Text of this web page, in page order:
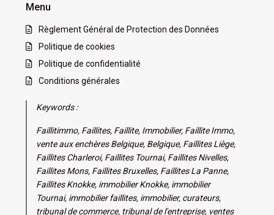
Menu
Règlement Général de Protection des Données
Politique de cookies
Politique de confidentialité
Conditions générales
Keywords :
Faillitimmo, Faillites, Faillite, Immobilier, Faillite Immo,
vente aux enchères Belgique, Belgique, Faillites Liège,
Faillites Charleroi, Faillites Tournai, Faillites Nivelles,
Faillites Mons, Faillites Bruxelles, Faillites La Panne,
Faillites Knokke, immobilier Knokke, immobilier
Tournai, immobilier faillites, immobilier, curateurs,
tribunal de commerce, tribunal de l'entreprise, ventes